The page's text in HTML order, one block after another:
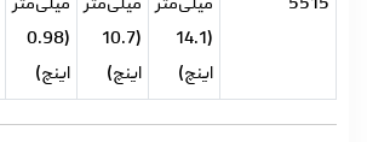
5515
میلی‌متر
(14.1
اینچ)
میلی‌متر
(10.7
اینچ)
میلی‌متر
(0.98
اینچ)